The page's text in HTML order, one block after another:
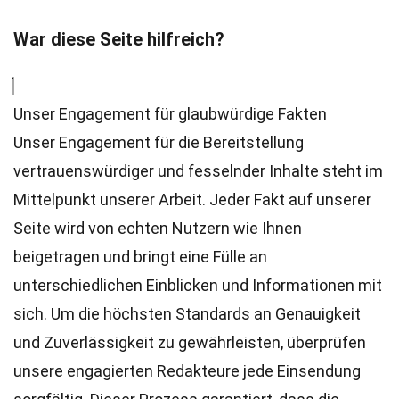
War diese Seite hilfreich?
Unser Engagement für glaubwürdige Fakten
Unser Engagement für die Bereitstellung
vertrauenswürdiger und fesselnder Inhalte steht im
Mittelpunkt unserer Arbeit. Jeder Fakt auf unserer
Seite wird von echten Nutzern wie Ihnen
beigetragen und bringt eine Fülle an
unterschiedlichen Einblicken und Informationen mit
sich. Um die höchsten Standards an Genauigkeit
und Zuverlässigkeit zu gewährleisten, überprüfen
unsere engagierten Redakteure jede Einsendung